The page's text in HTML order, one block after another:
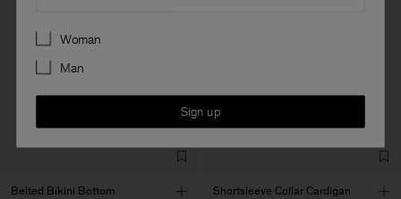
Belted Bikini Bottom
Shortsleeve Collar Cardigan
Preferences
Woman
Man
Sign up